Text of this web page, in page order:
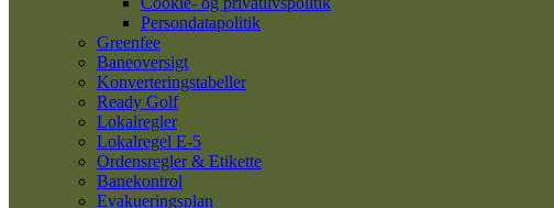
Persondatapolitik
Greenfee
Baneoversigt
Konverteringstabeller
Ready Golf
Lokalregler
Lokalregel E-5
Ordensregler & Etikette
Banekontrol
Evakueringsplan